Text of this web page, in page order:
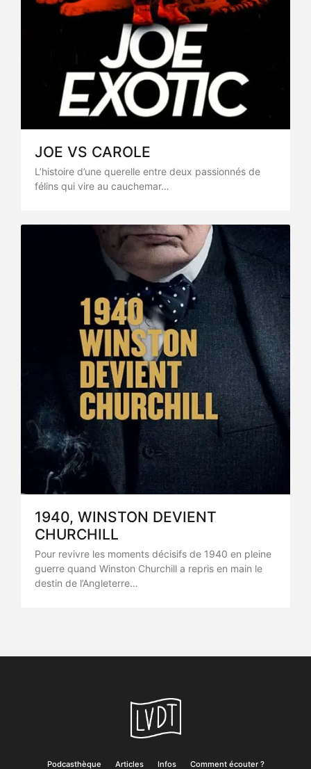
JOE VS CAROLE
L’histoire d’une querelle entre deux passionnés de
félins qui vire au cauchemar…
1940, WINSTON DEVIENT
CHURCHILL
Pour revivre les moments décisifs de 1940 en pleine
guerre quand Winston Churchill a repris en main le
destin de l’Angleterre…
Podcasthèque Articles Infos Comment écouter ?